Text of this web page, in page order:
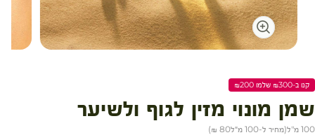
קנו ב-₪300 שלמו ₪200
שמן מונוי מזין לגוף ולשיער
100 מ"ל (מחיר ל-100 מ״ל 80 ₪
)